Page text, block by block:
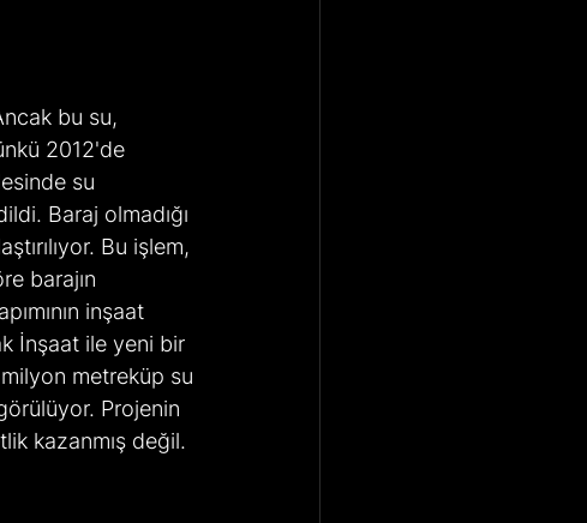
bu su,
2012'de
su
Baraj olmadığı
Bu işlem,
barajın
inşaat
İnşaat ile yeni bir
metreküp su
Projenin
kazanmış değil.